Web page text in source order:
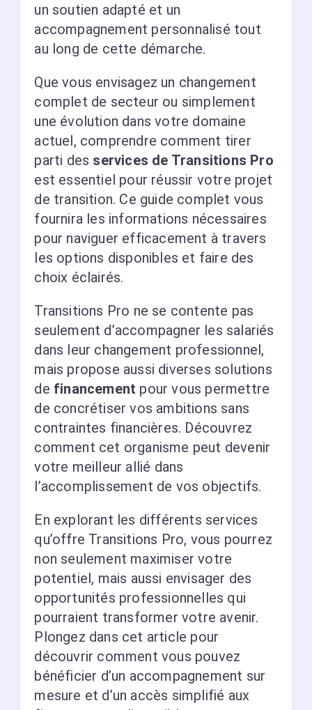
un soutien adapté et un
accompagnement personnalisé tout
au long de cette démarche.
Que vous envisagez un changement
complet de secteur ou simplement
une évolution dans votre domaine
actuel, comprendre comment tirer
parti des services de Transitions Pro
est essentiel pour réussir votre projet
de transition. Ce guide complet vous
fournira les informations nécessaires
pour naviguer efficacement à travers
les options disponibles et faire des
choix éclairés.
Transitions Pro ne se contente pas
seulement d’accompagner les salariés
dans leur changement professionnel,
mais propose aussi diverses solutions
de financement pour vous permettre
de concrétiser vos ambitions sans
contraintes financières. Découvrez
comment cet organisme peut devenir
votre meilleur allié dans
l’accomplissement de vos objectifs.
En explorant les différents services
qu’offre Transitions Pro, vous pourrez
non seulement maximiser votre
potentiel, mais aussi envisager des
opportunités professionnelles qui
pourraient transformer votre avenir.
Plongez dans cet article pour
découvrir comment vous pouvez
bénéficier d’un accompagnement sur
mesure et d’un accès simplifié aux